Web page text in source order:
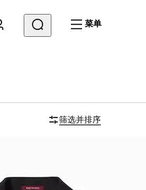
菜单
筛选并排序